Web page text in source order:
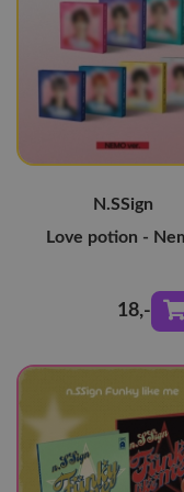
N.SSign
Love potion -
18,-